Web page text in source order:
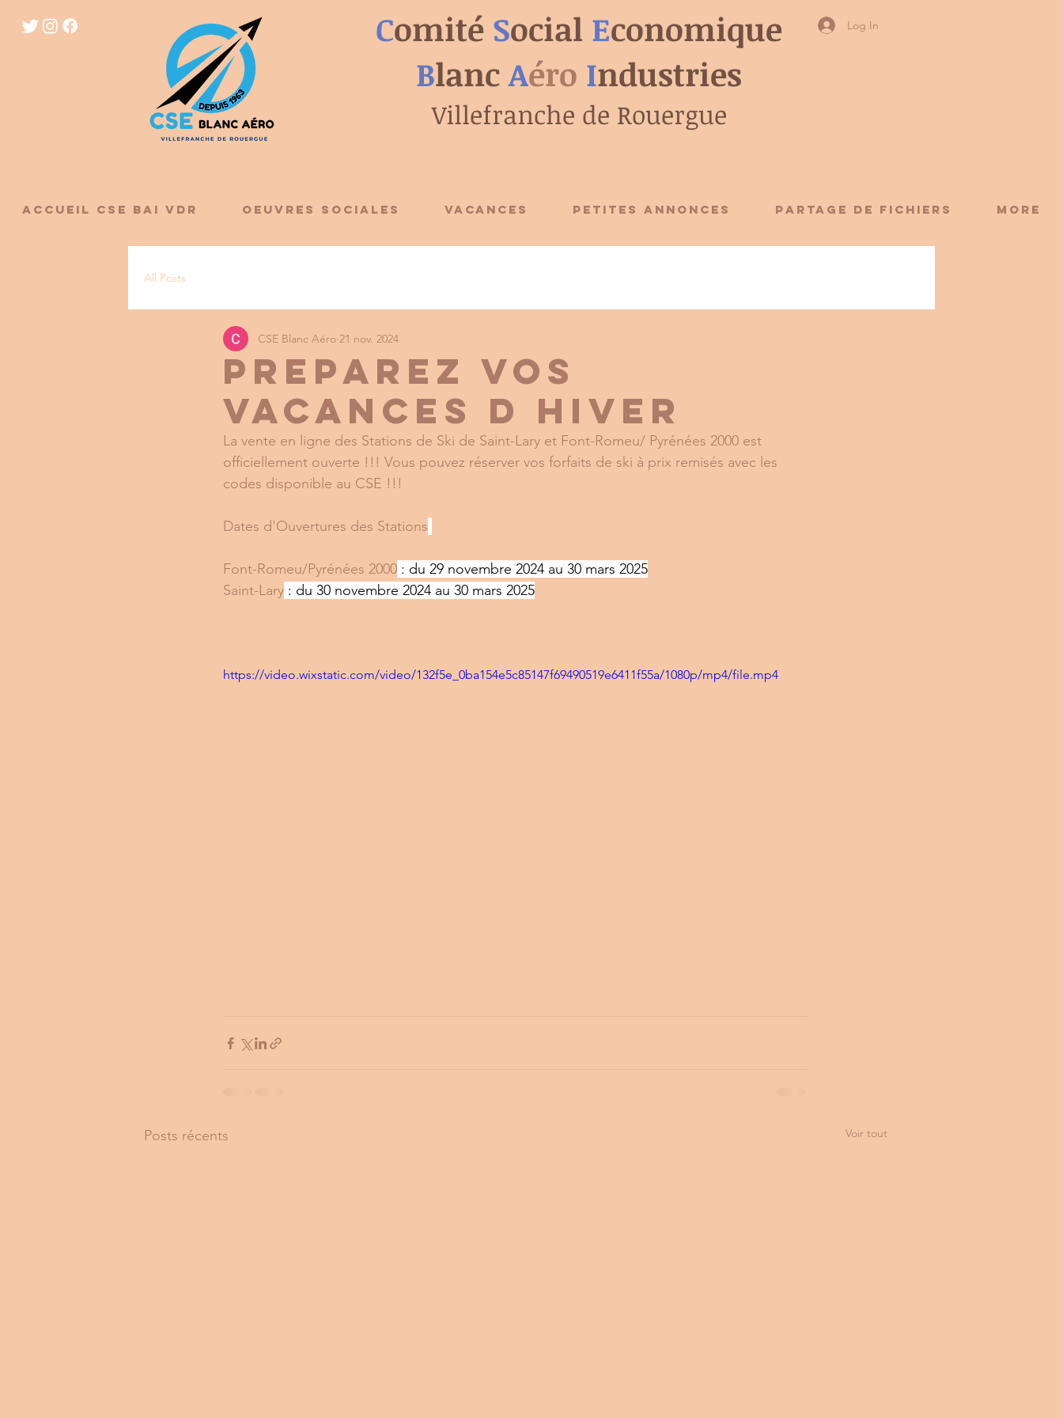
Log In
Comité Social Economique
Blanc Aéro Industries
Villefranche de Rouergue
ACCUEIL CSE BAI VDR OEUVRES SOCIALES VACANCES PETITES ANNONCES Partage de fichiers More
All Posts
PREPAREZ VOS
VACANCES D HIVER
CSE Blanc Aéro 21 nov. 2024
La vente en ligne des Stations de Ski de Saint-Lary et Font-Romeu/ Pyrénées 2000 est
officiellement ouverte !!! Vous pouvez réserver vos forfaits de ski à prix remisés avec les
codes disponible au CSE !!!
Dates d'Ouvertures des Stations
Font-Romeu/Pyrénées 2000 : du 29 novembre 2024 au 30 mars 2025
Saint-Lary : du 30 novembre 2024 au 30 mars 2025
https://video.wixstatic.com/video/132f5e_0ba154e5c85147f69490519e6411f55a/1080p/mp4/file.mp4
Posts récents Voir tout